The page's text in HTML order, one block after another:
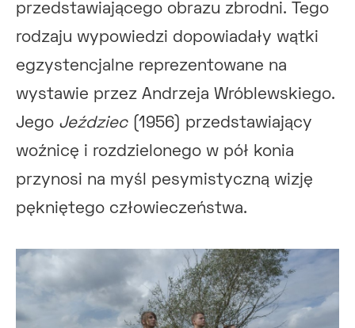
przedstawiającego obrazu zbrodni. Tego
rodzaju wypowiedzi dopowiadały wątki
egzystencjalne reprezentowane na
wystawie przez Andrzeja Wróblewskiego.
Jego Jeździec(1956) przedstawiający
woźnicę i rozdzielonego w pół konia
przynosi na myśl pesymistyczną wizję
pękniętego człowieczeństwa.